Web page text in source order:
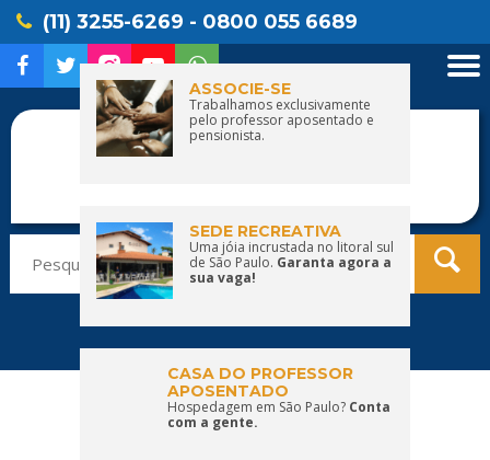
(11) 3255-6269 - 0800 055 6689
por:
ASSOCIE-SE
Trabalhamos exclusivamente
pelo professor aposentado e
pensionista.
SEDE RECREATIVA
Uma jóia incrustada no litoral sul
de São Paulo. Garanta agora a
sua vaga!
CASA DO PROFESSOR
APOSENTADO
Hospedagem em São Paulo? Conta
com a gente.